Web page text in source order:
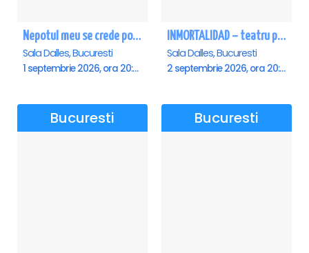
Nepotul meu se crede poet - Sala Dalles
Sala Dalles, Bucuresti
1 septembrie 2026, ora 20:00
INMORTALIDAD – teatru poetic cu Magda Catone & Maxim Belciug
Sala Dalles, Bucuresti
2 septembrie 2026, ora 20:00
Bucuresti Bucuresti